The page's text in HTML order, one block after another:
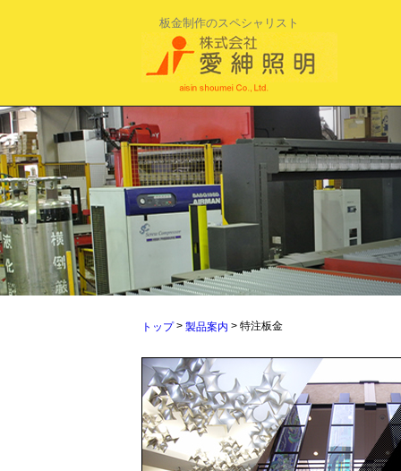
板金制作のスペシャリスト
トップ> 製品案内 > 特注板金